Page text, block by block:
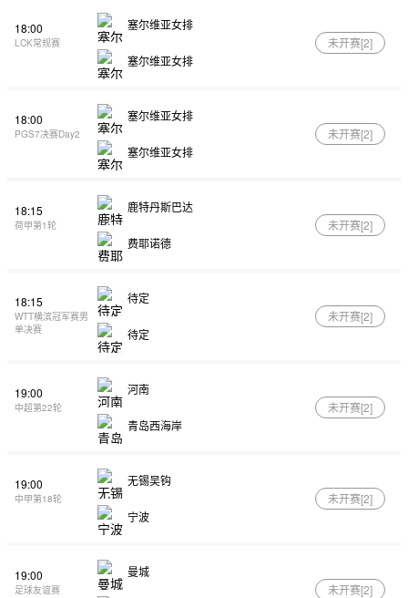
18:00
LCK常规赛
塞尔维亚女排
塞尔维亚女排
未开赛[2]
18:00
PGS7决赛Day2
塞尔维亚女排
塞尔维亚女排
未开赛[2]
18:15
荷甲第1轮
鹿特丹斯巴达
费耶诺德
未开赛[2]
18:15
WTT横滨冠军赛男
单决赛
待定
待定
未开赛[2]
19:00
中超第22轮
河南
青岛西海岸
未开赛[2]
19:00
中甲第18轮
无锡吴钩
宁波
未开赛[2]
19:00
足球友谊赛
曼城
未开赛[2]